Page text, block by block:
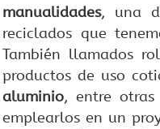
manualidades, una
reciclados que
También llamados
productos de uso
aluminio, entre otras
emplearlos en un